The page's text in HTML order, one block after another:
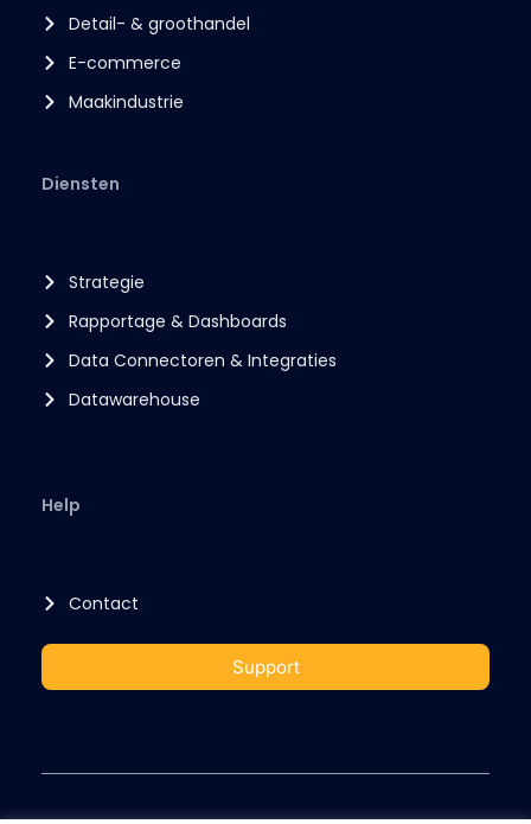
Detail- & groothandel
E-commerce
Maakindustrie
Diensten
Strategie
Rapportage & Dashboards
Data Connectoren & Integraties
Datawarehouse
Help
Contact
Support